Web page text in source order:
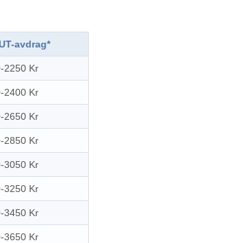
avdrag*
2250 Kr
2400 Kr
2650 Kr
2850 Kr
3050 Kr
3250 Kr
3450 Kr
3650 Kr